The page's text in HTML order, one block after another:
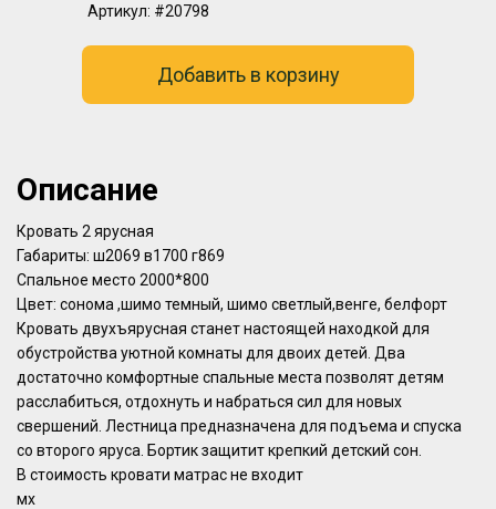
Артикул: #20798
Добавить в корзину
Описание
Кровать 2 ярусная
Габариты: ш2069 в1700 г869
Спальное место 2000*800
Цвет: сонома ,шимо темный, шимо светлый,венге, белфорт
Кровать двухъярусная станет настоящей находкой для
обустройства уютной комнаты для двоих детей. Два
достаточно комфортные спальные места позволят детям
расслабиться, отдохнуть и набраться сил для новых
свершений. Лестница предназначена для подъема и спуска
со второго яруса. Бортик защитит крепкий детский сон.
В стоимость кровати матрас не входит
мх